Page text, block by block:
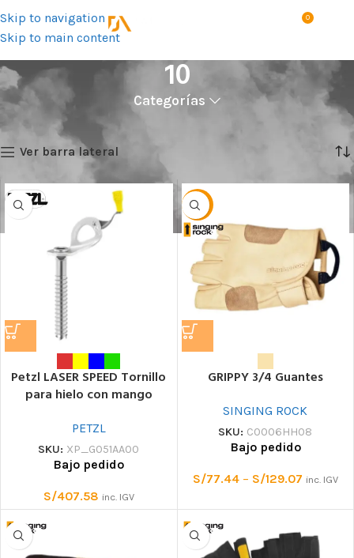
Skip to navigation
Skip to main content
MENÚ 0
10
Categorías
Talla del producto Showing all 6 results
Ver barra lateral
Petzl LASER SPEED Tornillo
para hielo con mango
PETZL
SKU: XP_G051AA00
Bajo pedido
S/407.58 inc. IGV
-40%
GRIPPY 3/4 Guantes
SINGING ROCK
SKU: C0006HH08
Bajo pedido
S/77.44 – S/129.07 inc. IGV